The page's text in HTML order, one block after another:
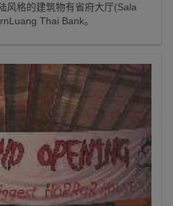
风格的建筑物有省府大厅(Sala
Thai Bank。